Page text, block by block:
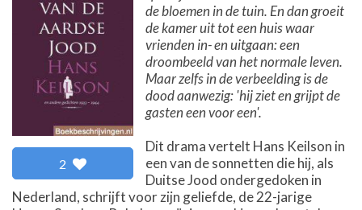
2
de bloemen in de tuin. En dan groeit
de kamer uit tot een huis waar
vrienden in- en uitgaan: een
droombeeld van het normale leven.
Maar zelfs in de verbeelding is de
dood aanwezig: 'hij ziet en grijpt de
gasten een voor een'.
Dit drama vertelt Hans Keilson in
een van de sonnetten die hij, als
Duitse Jood ondergedoken in
Nederland, schrijft voor zijn geliefde, de 22-jarige